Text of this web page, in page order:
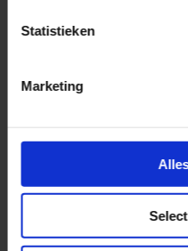
Statistieken
Marketing
waarin
kunnen